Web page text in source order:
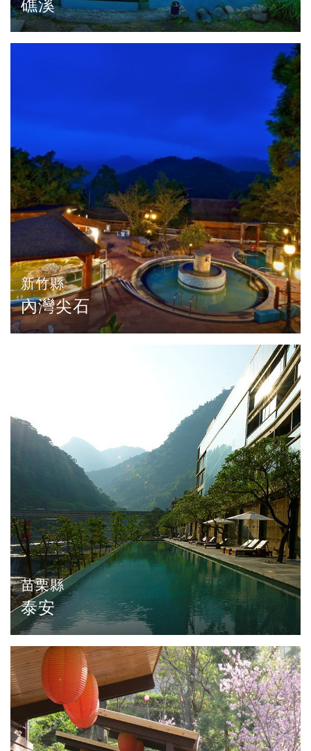
礁溪
新竹縣
內灣尖石
苗栗縣
泰安